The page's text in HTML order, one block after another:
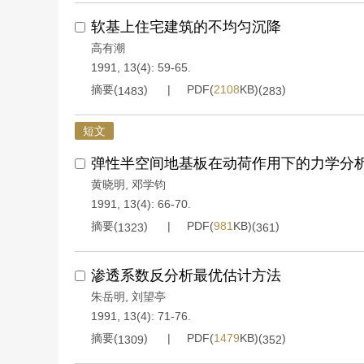
软基上住宅建筑的不均匀沉降
高有潮
1991, 13(4): 59-65.
摘要(1483) PDF(2108KB)(283)
短文
弹性半空间地基板在动荷作用下的力学分
黄晓明
邓学钧
1991, 13(4): 66-70.
摘要(1323) PDF(981 KB)(361)
渗透系数反分析最优估计方法
朱岳明
刘望亭
1991, 13(4): 71-76.
摘要(1309) PDF(1479KB)(352)